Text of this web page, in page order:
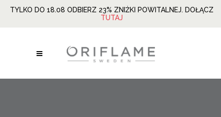
TYLKO DO 18.08 ODBIERZ 23% ZNIŻKI POWITALNEJ. DOŁĄCZ
TUTAJ